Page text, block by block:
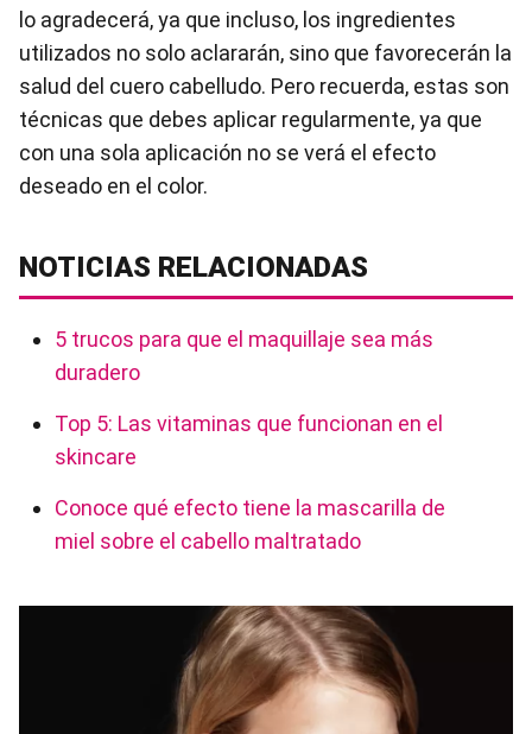
lo agradecerá, ya que incluso, los ingredientes
utilizados no solo aclararán, sino que favorecerán la
salud del cuero cabelludo. Pero recuerda, estas son
técnicas que debes aplicar regularmente, ya que
con una sola aplicación no se verá el efecto
deseado en el color.
NOTICIAS RELACIONADAS
5 trucos para que el maquillaje sea más
duradero
Top 5: Las vitaminas que funcionan en el
skincare
Conoce qué efecto tiene la mascarilla de
miel sobre el cabello maltratado